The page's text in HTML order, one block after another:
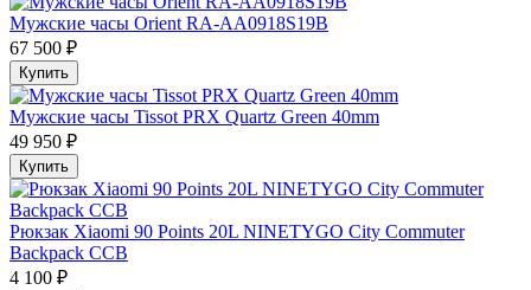
Мужские часы Orient RA-AA0918S19B
67 500 ₽
Купить
Мужские часы Tissot PRX Quartz Green 40mm
49 950 ₽
Купить
Рюкзак Xiaomi 90 Points 20L NINETYGO City Commuter
Backpack CCB
4 100 ₽